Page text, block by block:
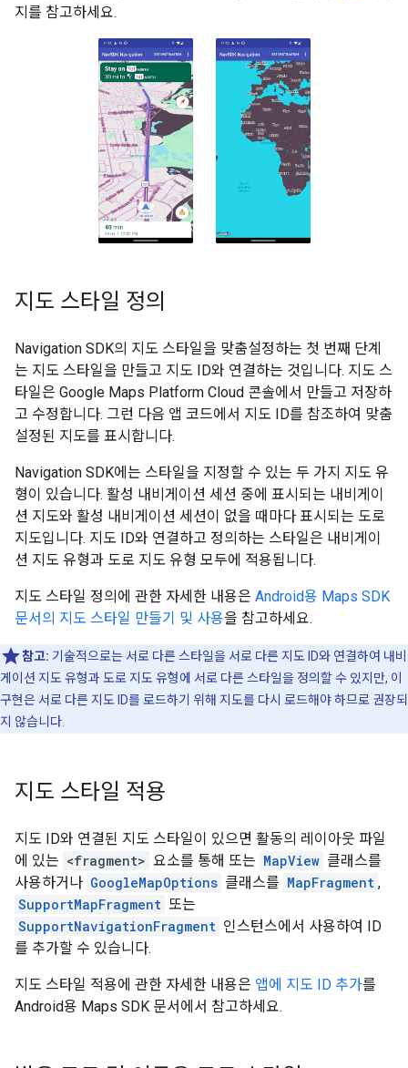
지를 참고하세요.
지도 스타일 정의
Navigation SDK의 지도 스타일을 맞춤설정하는 첫 번째 단계
는 지도 스타일을 만들고 지도 ID와 연결하는 것입니다. 지도 스
타일은 Google Maps Platform Cloud 콘솔에서 만들고 저장하
고 수정합니다. 그런 다음 앱 코드에서 지도 ID를 참조하여 맞춤
설정된 지도를 표시합니다.
Navigation SDK에는 스타일을 지정할 수 있는 두 가지 지도 유
형이 있습니다. 활성 내비게이션 세션 중에 표시되는 내비게이
션 지도와 활성 내비게이션 세션이 없을 때마다 표시되는 도로
지도입니다. 지도 ID와 연결하고 정의하는 스타일은 내비게이
션 지도 유형과 도로 지도 유형 모두에 적용됩니다.
지도 스타일 정의에 관한 자세한 내용은 Android용 Maps SDK
문서의 지도 스타일 만들기 및 사용을 참고하세요.
참고: 기술적으로는 서로 다른 스타일을 서로 다른 지도 ID와 연결하여 내비
게이션 지도 유형과 도로 지도 유형에 서로 다른 스타일을 정의할 수 있지만, 이
구현은 서로 다른 지도 ID를 로드하기 위해 지도를 다시 로드해야 하므로 권장되
지 않습니다.
지도 스타일 적용
지도 ID와 연결된 지도 스타일이 있으면 활동의 레이아웃 파일
에 있는 <fragment> 요소를 통해 또는 MapView 클래스를
사용하거나 GoogleMapOptions 클래스를 MapFragment ,
SupportMapFragment 또는
SupportNavigationFragment 인스턴스에서 사용하여 ID
를 추가할 수 있습니다.
지도 스타일 적용에 관한 자세한 내용은 앱에 지도 ID 추가를
Android용 Maps SDK 문서에서 참고하세요.